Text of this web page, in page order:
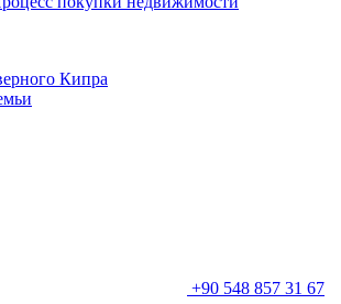
Кипра
+90 548 857 31 67